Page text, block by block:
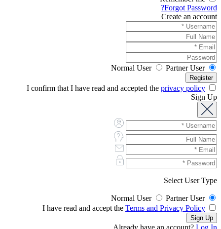
Forgot Password?
Create an account
Normal User Partner User
privacy policy
Sign Up
Select User Type
Normal User
Partner User
Terms and Privacy Policy
Already have an account? Log In